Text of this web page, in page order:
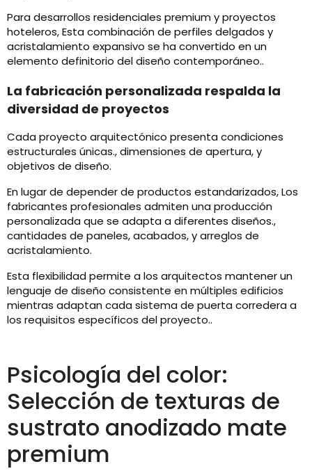
Para desarrollos residenciales premium y proyectos
hoteleros, Esta combinación de perfiles delgados y
acristalamiento expansivo se ha convertido en un
elemento definitorio del diseño contemporáneo..
La fabricación personalizada respalda la
diversidad de proyectos
Cada proyecto arquitectónico presenta condiciones
estructurales únicas., dimensiones de apertura, y
objetivos de diseño.
En lugar de depender de productos estandarizados, Los
fabricantes profesionales admiten una producción
personalizada que se adapta a diferentes diseños.,
cantidades de paneles, acabados, y arreglos de
acristalamiento.
Esta flexibilidad permite a los arquitectos mantener un
lenguaje de diseño consistente en múltiples edificios
mientras adaptan cada sistema de puerta corredera a
los requisitos específicos del proyecto..
Psicología del color:
Selección de texturas de
sustrato anodizado mate
premium